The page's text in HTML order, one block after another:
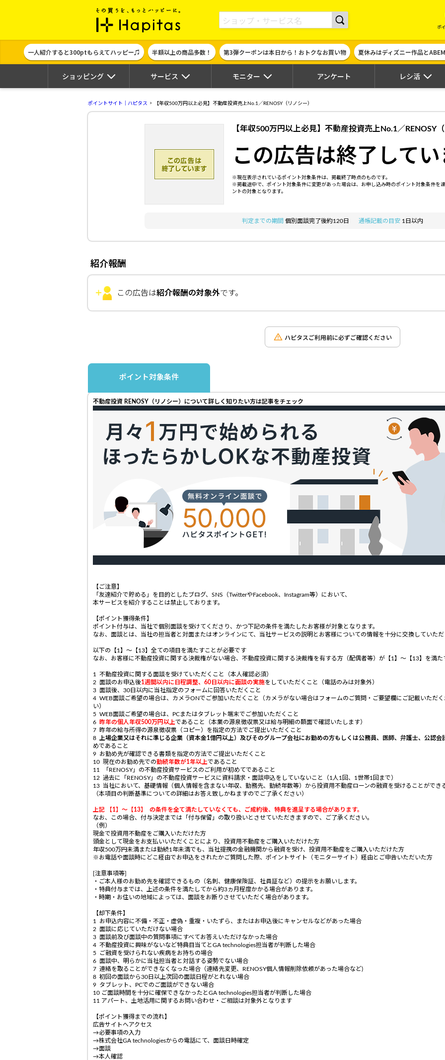
ポイント貯めて現金やギフト券に交換できるポイントサイト | ハピタス
ポ
一人紹介すると300ptもらえてハッピー♫ 半額以上の商品多数！ 第3弾クーポンは本日から！おトクなお買い物 夏休みはディズニー作品と
ショッピング サービス モニター アンケート レシ活
ポイントサイト｜ハピタス 【年収500万円以上必見】不動産投資売上No.1／RENOSY（リノシー）
【年収500万円以上必見】不動産投資売上No.1／RENOSY（
この広告は終了してい
※現在表示されているポイント対象条件は、掲載終了時点のものです。
※掲載途中で、ポイント対象条件に変更があった場合は、お申し込み時のポイント対象条件を
ントの対象となります。
判定までの期間 個別面談完了後約120日 通帳記載の目安 1日以内
紹介報酬
この広告は紹介報酬の対象外です。
ハピタスご利用前に必ずご確認ください
ポイント対象条件
不動産投資 RENOSY（リノシー）について詳しく知りたい方は記事をチェック
【ご注意】
「友達紹介で貯める」を目的としたブログ、SNS（TwitterやFacebook、Instagram等）において、
本サービスを紹介することは禁止しております。
【ポイント獲得条件】
ポイント付与は、当社で個別面談を受けてくださり、かつ下記の条件を満たしたお客様が対象となります。
なお、面談とは、当社の担当者と対面またはオンラインにて、当社サービスの説明とお客様についての情報を十分に交換していただ
以下の【1】～【13】全ての項目を満たすことが必要です
なお、お客様に不動産投資に関する決裁権がない場合、不動産投資に関する決裁権を有する方（配偶者等）が【1】～【13】を満た
1 不動産投資に関する面談を受けていただくこと（本人確認必須）
2 面談のお申込後1週間以内に日程調整、60日以内に面談の実施をしていただくこと（電話のみは対象外）
3 面談後、30日以内に当社指定のフォームに回答いただくこと
4 WEB面談ご希望の場合は、カメラONでご参加いただくこと（カメラがない場合はフォームのご質問・ご要望欄にご記載いただ
い）
5 WEB面談ご希望の場合は、PCまたはタブレット端末でご参加いただくこと
6
昨年の個人年収500万円以上であること（本業の源泉徴収票又は給与明細の額面で確認いたします）
7 昨年の給与所得の源泉徴収票（コピー）を指定の方法でご提出いただくこと
8
上場企業又はそれに準じる企業（資本金1億円以上）及びそのグループ会社にお勤めの方もしくは公務員、医師、弁護士、公認
めであること
9 お勤め先が確認できる書類を指定の方法でご提出いただくこと
10 現在のお勤め先での勤続年数が1年以上であること
11 「RENOSY」の不動産投資サービスのご利用が初めてであること
12 過去に「RENOSY」の不動産投資サービスに資料請求・面談申込をしていないこと（1人1回、1世帯1回まで）
13 当社において、基礎情報（個人情報を含まない年収、勤務先、勤続年数等）から投資用不動産ローンの融資を受けることができ
（本項目の判断基準についての詳細はお答え致しかねますのでご了承ください）
上記 【1】～【13】 の条件を全て満たしていなくても、ご成約後、特典を進呈する場合があります。
なお、この場合、付与決定までは「付与保留」の取り扱いとさせていただきますので、ご了承ください。
（例）
現金で投資用不動産をご購入いただけた方
頭金として現金をお支払いいただくことにより、投資用不動産をご購入いただけた方
年収500万円未満または勤続1年未満でも、当社提携の金融機関から融資を受け、投資用不動産をご購入いただけた方
※お電話や面談時にどこ経由でお申込をされたかご質問した際、ポイントサイト（モニターサイト）経由とご申告いただいた方
[注意事項等]
・ご本人様のお勤め先を確認できるもの（名刺、健康保険証、社員証など）の提示をお願いします。
・特典付与までは、上述の条件を満たしてから約3ヵ月程度かかる場合があります。
・時期・お住いの地域によっては、面談をお断りさせていただく場合があります。
【却下条件】
1 お申込内容に不備・不正・虚偽・重複・いたずら、またはお申込後にキャンセルなどがあった場合
2 面談に応じていただけない場合
3 面談前及び面談中の質問事項にすべてお答えいただけなかった場合
4 不動産投資に興味がないなど特典目当てとGA technologies担当者が判断した場合
5 ご融資を受けられない疾病をお持ちの場合
6 面談中、明らかに当社担当者と対話する姿勢でない場合
7 連絡を取ることができなくなった場合（連絡先変更、RENOSY個人情報削除依頼があった場合など)
8 初回の面談から30日以上次回の面談日程がとれない場合
9 タブレット、PCでのご面談ができない場合
10 ご面談時間を十分に確保できなかったとGA technologies担当者が判断した場合
11 アパート、土地活用に関するお問い合わせ・ご相談は対象外となります
【ポイント獲得までの流れ】
広告サイトへアクセス
→必要事項の入力
→株式会社GA technologiesからの電話にて、面談日時確定
→面談
→本人確認